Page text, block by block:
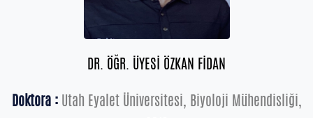
DR. ÖĞR. ÜYESİ ÖZKAN FİDAN
Doktora :Utah Eyalet Üniversitesi, Biyoloji Mühendisliği,